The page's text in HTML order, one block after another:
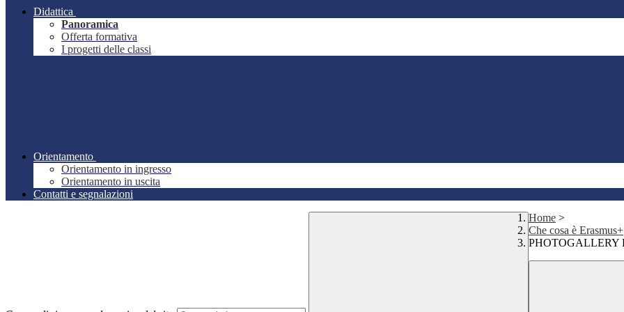
Didattica
Panoramica
Offerta formativa
I progetti delle classi
Orientamento
Orientamento in ingresso
Orientamento in uscita
Contatti e segnalazioni
Home >
Che cosa è Erasmus+
PHOTOGALLERY